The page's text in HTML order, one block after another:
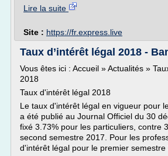
Lire la suite
Site : https://fr.express.live
Taux d’intérêt légal 2018 -
Vous êtes ici : Accueil » Actualités »
2018
Taux d'intérêt légal 2018
Le taux d'intérêt légal en vigueur pour
a été publié au Journal Officiel du 30
fixé 3.73% pour les particuliers, contre
second semestre 2017. Pour les
d'intérêt légal pour le premier semestre